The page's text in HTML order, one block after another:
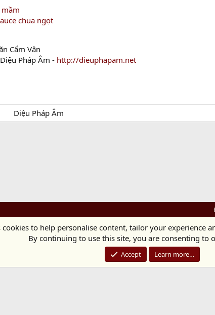
mầm
chua ngọt
Cẩm Vân
Pháp Âm - http://dieuphapam.net
Diệu Pháp Âm
Diệu Pháp Âm
Chùa Diệu Pháp - Số 72/14 Phú Mỹ, Phú Hòa Đông, Củ Chi,
Điện thoại: 028.36208438 | Email:
Chủ Nhiệm: Thích Minh Thiền
cookies to help personalise content, tailor your experience
By continuing to use this site, you are consenting to
Accept Learn more…